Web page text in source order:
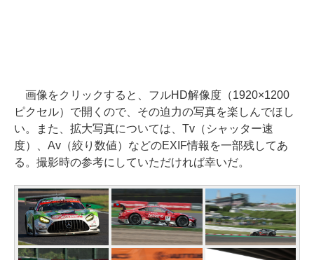
画像をクリックすると、フルHD解像度（1920×1200
ピクセル）で開くので、その迫力の写真を楽しんでほし
い。また、拡大写真については、Tv（シャッター速
度）、Av（絞り数値）などのEXIF情報を一部残してあ
る。撮影時の参考にしていただければ幸いだ。